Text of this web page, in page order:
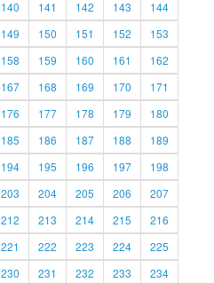
140 141 142 143
144
149 150 151 152
153
158 159 160 161
162
167 168 169 170
171
176 177 178 179
180
185 186 187 188
189
194 195 196 197
198
203 204 205 206
207
212 213 214 215
216
221 222 223 224
225
230 231 232 233
234